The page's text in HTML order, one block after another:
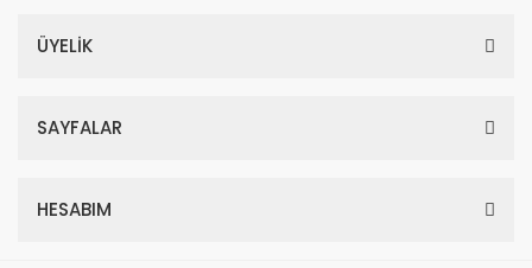
ÜYELİK
SAYFALAR
HESABIM